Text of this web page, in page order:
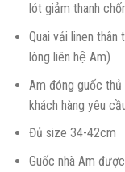
lót giảm thanh
Quai vải linen
lòng liên hệ Am)
Am đóng guốc thủ
khách hàng yêu
Đủ size 34-42cm
Guốc nhà Am